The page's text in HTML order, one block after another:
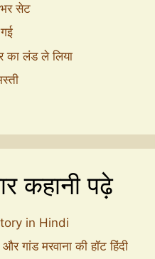
भर सेट
का लंड ले लिया
कहानी पढ़े
in Hindi
गांड मरवाना की हॉट हिंदी